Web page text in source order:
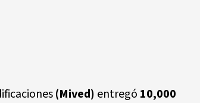
(Mived) entregó 10,000